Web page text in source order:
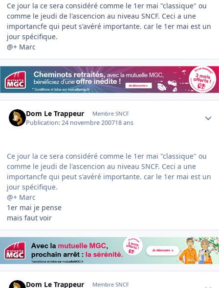
Ce jour la ce sera considéré comme le 1er mai "classique" ou
comme le jeudi de l'ascencion au niveau SNCF. Ceci a une
importancfe qui peut s'avéré importante. car le 1er mai est un
jour spécifique.
@+ Marc
Dom Le Trappeur Membre SNCF
Publication:24 novembre 200718 ans
Ce jour la ce sera considéré comme le 1er mai "classique" ou
comme le jeudi de l'ascencion au niveau SNCF. Ceci a une
importancfe qui peut s'avéré importante. car le 1er mai est un
jour spécifique.
@+ Marc
1er mai je pense
mais faut voir
Dom Le Trappeur Membre SNCF